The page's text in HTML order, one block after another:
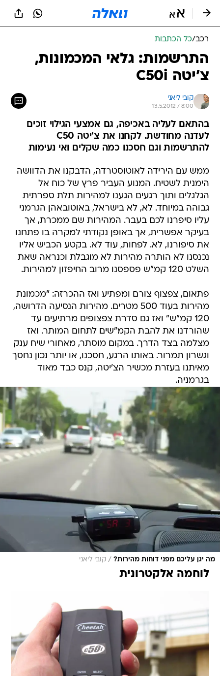
רכב/כל הכתבות
התרשמות: גלאי המכמונות,
צ'יטה C50i
קובי ליאני
13.5.2012 / 8:00
בהתאם לעליה באכיפה, גם אמצעי הגילוי זוכים
לעדנה מחודשת. לקחנו את צ'יטה C50
להתרשמות וגם חסכנו כמה שקלים ואי נעימות
ממש עם הירידה לאוטוסטרדה, הדבקנו את הדוושה
הימנית לשטיח. המנוע העביר פרץ של כוח אל
הגלגלים ותוך רגעים הגענו למהירות תלת ספרתית
גבוהה במיוחד. לא, לא בישראל, באוטובאהן הגרמני
עליו סיפרנו לכם בעבר. המהירות שם ממכרת, אך
בעיקר אפשרית, אך באופן נקודתי למקרה בו פתחנו
את סיפורנו, לא. לפחות, עוד לא. בקטע הכביש אליו
נכנסנו לא הותרה מהירות לא מוגבלת וכנראה שאת
השלט 120 קמ"ש פספסנו מרוב החיפזון למהירות.
פתאום, צפצוף צורם ומפתיע ואז ההכרזה: "מכמונת
מהירות בעוד 500 מטרים. מהירות הנסיעה הדרושה,
120 קמ"ש" ואז גם סדרת צפצופים מרתיעים עד
שהורדנו את להבת הקמ"שים לתחום המותר. ואז
מצלמה בצד הדרך. במקום מוסתר, מאחורי שיח ענק
וגשרון תמרור. באותו הרגע, חסכנו, או יותר נכון נחסך
מאיתנו בעזרת מכשיר הצ'יטה, קנס כבד מאוד
בגרמניה.
מה יגן עליכם מפני דוחות מהירות? / קובי ליאני
לוחמה אלקטרונית